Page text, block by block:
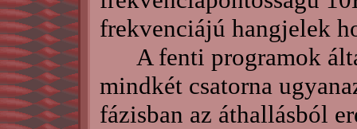
frekvenciájú hangjelek
A fenti programok
mindkét csatorna
fázisban az áthallásból